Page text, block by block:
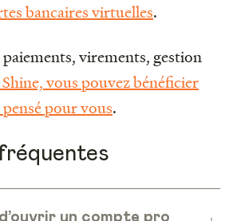
bancaires virtuelles.
virements, gestion
Shine, vous pouvez bénéficier
pour vous.
un compte pro